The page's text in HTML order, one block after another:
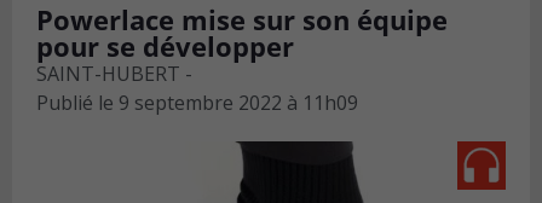
Powerlace mise sur son équipe
pour se développer
SAINT-HUBERT -
Publié le 9 septembre 2022 à 11h09